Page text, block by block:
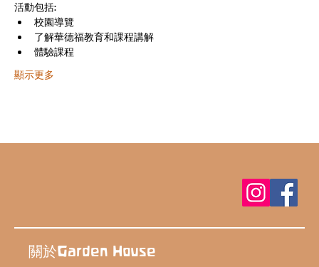
活動包括:
校園導覽
了解華德福教育和課程講解
體驗課程
顯示更多
關於Garden House